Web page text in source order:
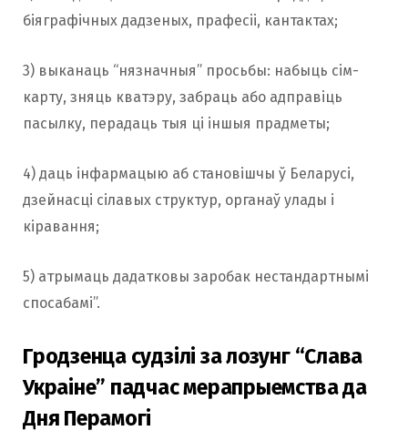
біяграфічных дадзеных, прафесіі, кантактах;
3) выканаць “нязначныя” просьбы: набыць сім-
карту, зняць кватэру, забраць або адправіць
пасылку, перадаць тыя ці іншыя прадметы;
4) даць інфармацыю аб становішчы ў Беларусі,
дзейнасці сілавых структур, органаў улады і
кіравання;
5) атрымаць дадатковы заробак нестандартнымі
спосабамі”.
Гродзенца судзілі за лозунг “Слава
Украіне” падчас мерапрыемства да
Дня Перамогі